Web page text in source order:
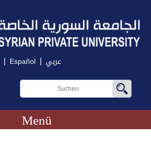
| Español | عربي
Menü